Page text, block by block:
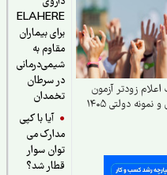
ELAHERE
برای بیماران
مقاوم به
شیمی‌درمانی
در سرطان
تخمدان
آیا با کپی
مدارک می
توان سوار
قطار شد؟
زودتر آزمون
۱۴۰۵